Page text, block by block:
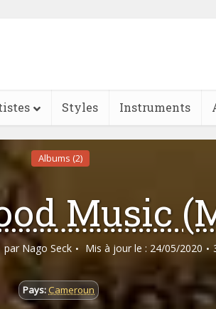
Styles Instruments
Albums (2)
Music
par Nago Seck Mis à jour le : 24/05/2020
Pays:Cameroun